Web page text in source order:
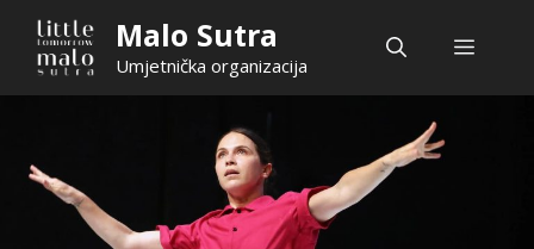
Skip
Malo Sutra
Umjetnička organizacija
Menu